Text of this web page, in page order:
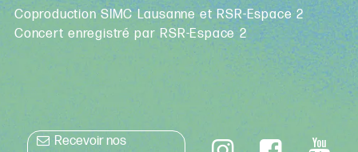
Coproduction SIMC Lausanne et RSR-Espace 2
Concert enregistré par RSR-Espace 2
Recevoir nos